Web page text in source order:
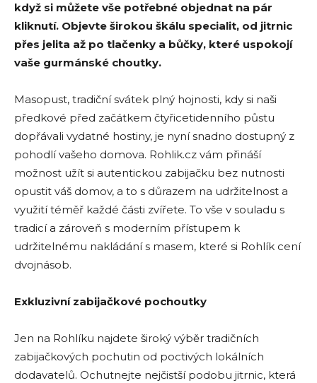
když si můžete vše potřebné objednat na pár
kliknutí. Objevte širokou škálu specialit, od jitrnic
přes jelita až po tlačenky a bůčky, které uspokojí
vaše gurmánské choutky.
Masopust, tradiční svátek plný hojnosti, kdy si naši
předkové před začátkem čtyřicetidenního půstu
dopřávali vydatné hostiny, je nyní snadno dostupný z
pohodlí vašeho domova. Rohlik.cz vám přináší
možnost užít si autentickou zabijačku bez nutnosti
opustit váš domov, a to s důrazem na udržitelnost a
využití téměř každé části zvířete. To vše v souladu s
tradicí a zároveň s moderním přístupem k
udržitelnému nakládání s masem, které si Rohlík cení
dvojnásob.
Exkluzivní zabijačkové pochoutky
Jen na Rohlíku najdete široký výběr tradičních
zabijačkových pochutin od poctivých lokálních
dodavatelů. Ochutnejte nejčistší podobu jitrnic, která